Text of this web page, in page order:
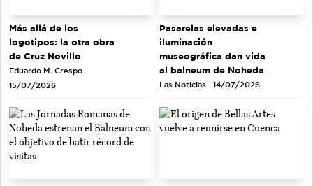
Más allá de los
logotipos: la otra obra
de Cruz Novillo
Eduardo M. Crespo -
15/07/2026
Pasarelas elevadas e
iluminación
museográfica dan vida
al balneum de Noheda
Las Noticias - 14/07/2026